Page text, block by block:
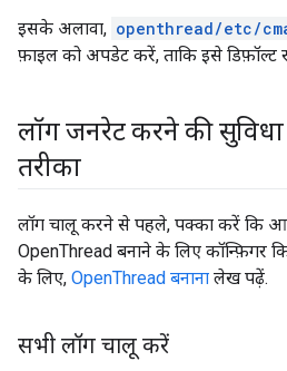
इसके अलावा, openthread/etc/
फ़ाइल को अपडेट करें, ताकि इसे
लॉग जनरेट करने की
तरीका
लॉग चालू करने से पहले, पक्का करें कि
OpenThread बनाने के लिए कॉन्फ़िगर
के लिए, OpenThread बनाना लेख पढ़ें.
सभी लॉग चालू करें